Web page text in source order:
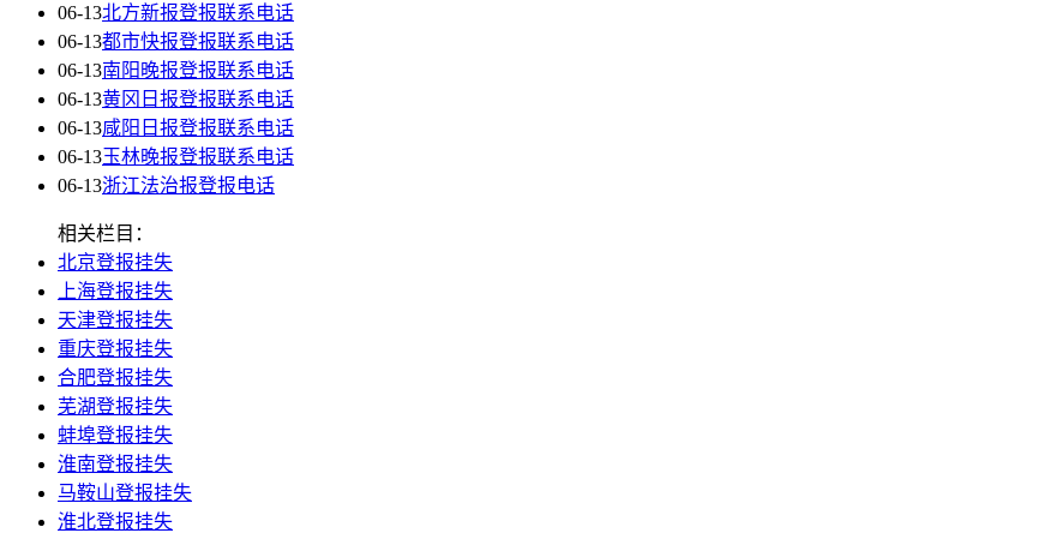
06-13北方新报登报联系电话
06-13都市快报登报联系电话
06-13南阳晚报登报联系电话
06-13黄冈日报登报联系电话
06-13咸阳日报登报联系电话
06-13玉林晚报登报联系电话
06-13浙江法治报登报电话
相关栏目：
北京登报挂失
上海登报挂失
天津登报挂失
重庆登报挂失
合肥登报挂失
芜湖登报挂失
蚌埠登报挂失
淮南登报挂失
马鞍山登报挂失
淮北登报挂失